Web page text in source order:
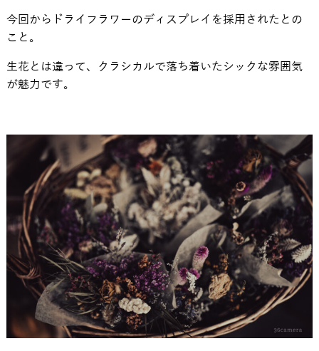
今回からドライフラワーのディスプレイを採用されたとの
こと。
生花とは違って、クラシカルで落ち着いたシックな雰囲気
が魅力です。